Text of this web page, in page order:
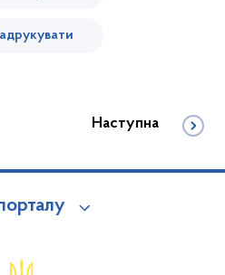
Наступна